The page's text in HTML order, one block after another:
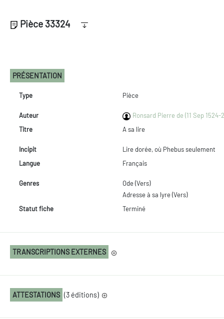
Pièce 33324
PRÉSENTATION
Type Pièce
Auteur
Ronsard Pierre de (11 Sep 1524-
Titre
A sa lire
Incipit
Lire dorée, où Phebus seulement
Langue
Français
Genres
Ode (Vers)
Adresse à sa lyre (Vers)
Statut fiche
Terminé
TRANSCRIPTIONS EXTERNES
ATTESTATIONS (3 éditions)